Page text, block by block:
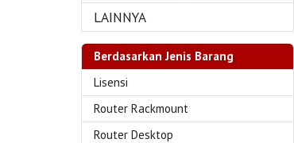
LAINNYA
Berdasarkan Jenis Barang
Lisensi
Router Rackmount
Router Desktop